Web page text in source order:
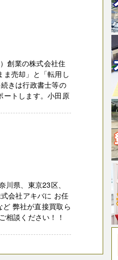
創業の株式会社住
売却」と「転用し
きは行政書士等の
ートします。小田原
県、東京23区、
会社アキバに お任
弊社が直接買取ら
相談ください！！